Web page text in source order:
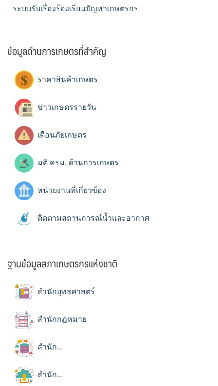
ระบบรับเรื่องร้องเรียนปัญหาเกษตรกร
ข้อมูลด้านการเกษตรที่สำคัญ
ราคาสินค้าเกษตร
ข่าวเกษตรรายวัน
เตือนภัยเกษตร
มติ ครม. ด้านการเกษตร
หน่วยงานที่เกี่ยวข้อง
ติดตามสถานการณ์น้ำและอากาศ
ฐานข้อมูลสภาเกษตรกรแห่งชาติ
สำนักยุทธศาสตร์
สำนักกฎหมาย
สำนัก...
สำนัก...